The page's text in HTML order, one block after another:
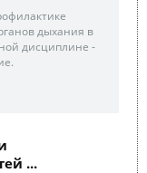
дыхания в
дисциплине -
...